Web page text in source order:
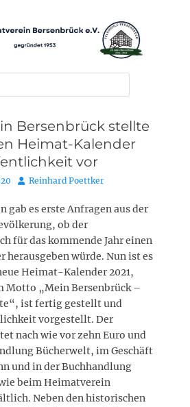
Heimatverein
Bersenbrück e.V.
Bersenbrück stellte
Heimat-Kalender
vor
AutorReinhard Poettker
gab es erste Anfragen aus der
ob der
für das kommende Jahr einen
würde. Nun ist es
Heimat-Kalender 2021,
Motto „Mein Bersenbrück –
ist fertig gestellt und
vorgestellt. Der
nach wie vor zehn Euro und
Bücherwelt, im Geschäft
und in der Buchhandlung
beim Heimatverein
Neben den historischen